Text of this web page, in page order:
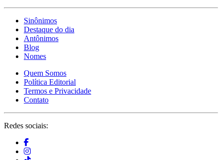
Sinônimos
Destaque do dia
Antônimos
Blog
Nomes
Quem Somos
Política Editorial
Termos e Privacidade
Contato
Redes sociais: